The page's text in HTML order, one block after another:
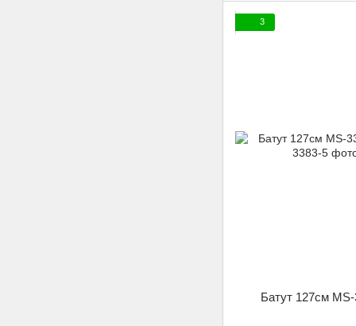
3
Батут 127см